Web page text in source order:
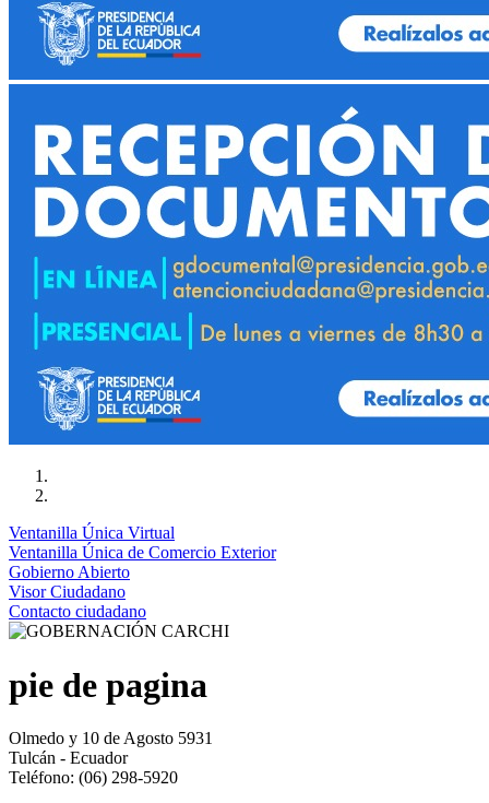
Ventanilla Única Virtual
Ventanilla Única de Comercio Exterior
Gobierno Abierto
Visor Ciudadano
Contacto ciudadano
pie de pagina
Olmedo y 10 de Agosto 5931
Tulcán - Ecuador
Teléfono: (06) 298-5920